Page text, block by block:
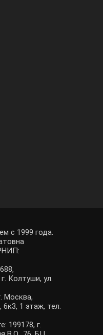
с 1999 года.
Колтуши, ул.
Москва,
1 этаж, тел.
199178, г.